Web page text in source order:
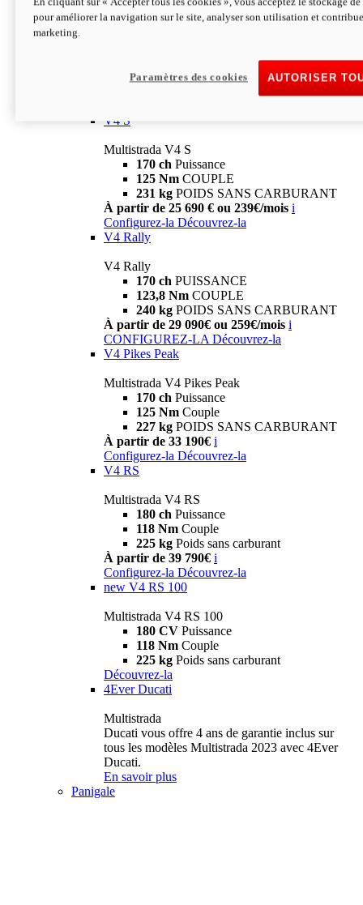
V4
229 KgPOIDS SANS CARBURANT
V4 S
Multistrada V4 S
170 ch Puissance
125 Nm COUPLE
231 kg POIDS SANS CARBURANT
À partir de 25 690 € ou 239€/mois i
Configurez-la Découvrez-la
V4 Rally
V4 Rally
170 ch PUISSANCE
123,8 Nm COUPLE
240 kg POIDS SANS CARBURANT
À partir de 29 090€ ou 259€/mois i
CONFIGUREZ-LA Découvrez-la
V4 Pikes Peak
Multistrada V4 Pikes Peak
170 ch Puissance
125 Nm Couple
227 kg POIDS SANS CARBURANT
À partir de 33 190€ i
Configurez-la Découvrez-la
V4 RS
Multistrada V4 RS
180 ch Puissance
118 Nm Couple
225 kg Poids sans carburant
À partir de 39 790€ i
Configurez-la Découvrez-la
new V4 RS 100
Multistrada V4 RS 100
180 CV Puissance
118 Nm Couple
225 kg Poids sans carburant
Découvrez-la
4Ever Ducati
Multistrada
Ducati vous offre 4 ans de garantie inclus sur
tous les modèles Multistrada 2023 avec 4Ever
Ducati.
En savoir plus
Panigale
pour améliorer la navigation sur le site, analyser son utilisation et
marketing.
AUTORISER
Paramètres des cookies